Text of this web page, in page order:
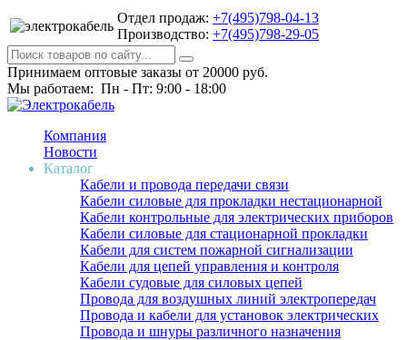
Отдел продаж: +7(495)798-04-13
Производство: +7(495)798-29-05
Принимаем оптовые заказы от 20000 руб.
Мы работаем: Пн - Пт: 9:00 - 18:00
Компания
Новости
Каталог
Кабели и провода передачи связи
Кабели силовые для прокладки нестационарной
Кабели контрольные для электрических приборов
Кабели силовые для стационарной прокладки
Кабели для систем пожарной сигнализации
Кабели для цепей управления и контроля
Кабели судовые для силовых цепей
Провода для воздушных линий электропередач
Провода и кабели для установок электрических
Провода и шнуры различного назначения